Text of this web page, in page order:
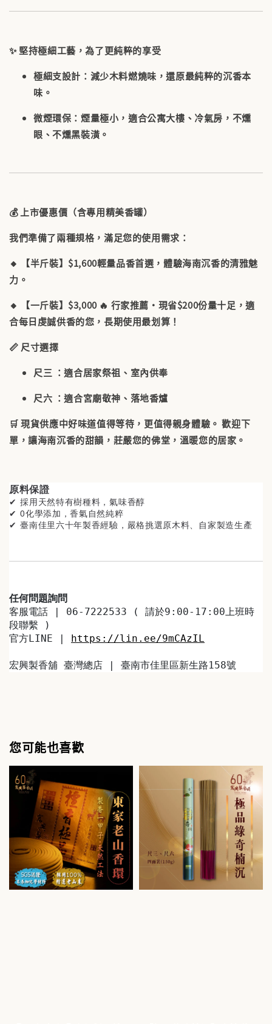
✨ 堅持極細工藝，為了更純粹的享受
極細支設計 ：減少木料燃燒味，還原最純粹的沉香本
味。
微煙環保 ：煙量極小，適合公寓大樓、冷氣房，不燻
眼、不燻黑裝潢。
💰 上市優惠價（含專用精美香罐）
我們準備了兩種規格，滿足您的使用需求：
🔸
【半斤裝】$1,600輕量品香首選，體驗海南沉香的清雅魅
力。
🔸
【一斤裝】$3,000🔥 行家推薦・現省$200份量十足，適
合每日虔誠供香的您，長期使用最划算！
📏 尺寸選擇
尺三 ：適合居家祭祖、室內供奉
尺六 ：適合宮廟敬神、落地香爐
🛒現貨供應中好味道值得等待，更值得親身體驗。 歡迎下
單，讓海南沉香的甜韻，莊嚴您的佛堂，溫暖您的居家。
原料保證
✔ 採用天然特有樹種料 ，氣味香醇
✔ 0化學添加，香氣自然純粹
✔ 臺南佳里六十年製香經驗，嚴格挑選原木料、自家製造生產
任何問題詢問
客服電話 | 06-7222533 ( 請於9:00-17:00上班時
段聯繫 )
官方LINE | https://lin.ee/9mCAzIL
宏興製香舖 臺灣總店 | 臺南市佳里區新生路158號
您可能也喜歡